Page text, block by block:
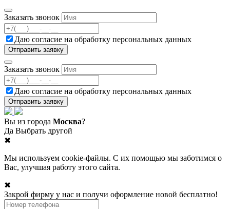
Заказать звонок
Даю согласие на обработку персональных данных
Заказать звонок
Даю согласие на обработку персональных данных
Вы из города Москва?
Да Выбрать другой
✖
Мы используем cookie-файлы. С их помощью мы заботимся о
Вас, улучшая работу этого сайта.
✖
Закрой фирму у нас и получи оформление новой бесплатно!